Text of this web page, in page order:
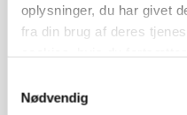
oplysninger, du har givet
fra din brug af deres
Nødvendig
HØST-TOUR